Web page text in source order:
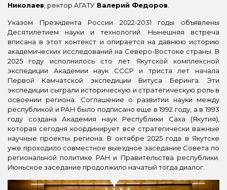
Николаев , ректор АГАТУ Валерий Федоров
Указом Президента России 2022-2031 годы объявлены
Десятилетием науки и технологий. Нынешняя встреча
вписана в этот контекст и опирается на давнюю историю
академических исследований на Северо-Востоке страны. В
2025 году исполнилось сто лет Якутской комплексной
экспедиции Академии наук СССР и триста лет начала
Первой Камчатской экспедиции Витуса Беринга. Эти
экспедиции сыграли историческую и стратегическую роль в
освоении региона. Соглашение о развитии науки между
республикой и РАН было подписано еще в 1992 году, а в 1993
году создана Академия наук Республики Саха (Якутия),
которая сегодня координирует все стратегически важные
научные проекты региона. В октябре 2025 года в Якутске
уже проходило совместное выездное заседание Совета по
региональной политике РАН и Правительства республики.
Июньское заседание продолжило начатый тогда диалог.